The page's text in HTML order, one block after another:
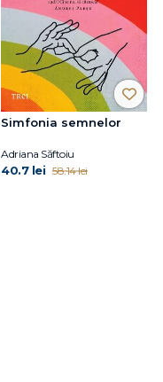
Simfonia semnelor
Adriana Săftoiu
40.7 lei 58.14 lei